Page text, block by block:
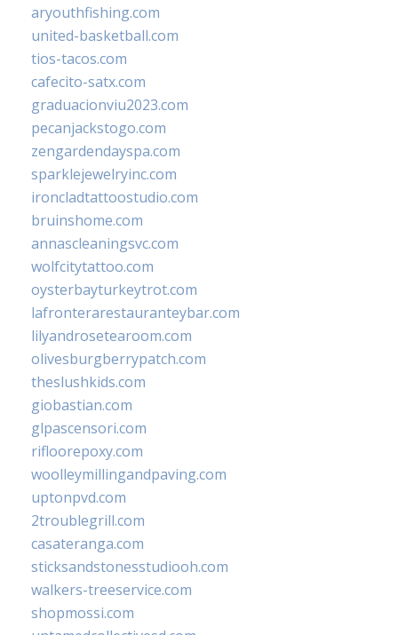
aryouthfishing.com
united-basketball.com
tios-tacos.com
cafecito-satx.com
graduacionviu2023.com
pecanjackstogo.com
zengardendayspa.com
sparklejewelryinc.com
ironcladtattoostudio.com
bruinshome.com
annascleaningsvc.com
wolfcitytattoo.com
oysterbayturkeytrot.com
lafronterarestauranteybar.com
lilyandrosetearoom.com
olivesburgberrypatch.com
theslushkids.com
giobastian.com
glpascensori.com
rifloorepoxy.com
woolleymillingandpaving.com
uptonpvd.com
2troublegrill.com
casateranga.com
sticksandstonesstudiooh.com
walkers-treeservice.com
shopmossi.com